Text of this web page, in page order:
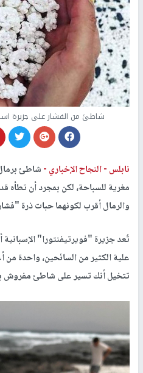
شاطئ من الفشار على جزيرة
نابلس -النجاح الإخباري -شاطئ
مغرية للسباحة، لكن بمجرد أن تطأه
والرمال أقرب لكونهما حبات ذرة
تُعد جزيرة "فويرتيفنتورا"
علية الكثير من السائحين، واحدة
تتخيل أنك تسير على شاطئ مفروش